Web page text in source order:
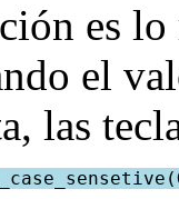
es
el
las